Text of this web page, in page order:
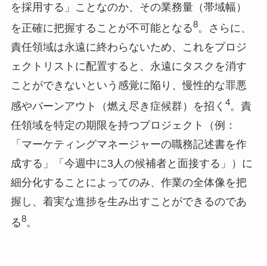
を採用する」ことなのか、その業務量（帯域幅）
を正確に把握することが不可能となる8。さらに、
責任領域は永遠に終わらないため、これをプロジ
ェクトリストに配置すると、永遠にタスクを消す
ことができないという感覚に陥り、慢性的な罪悪
感やバーンアウト（燃え尽き症候群）を招く 4。責
任領域を特定の期限を持つプロジェクト（例：
「マーケティングマネージャーの職務記述書を作
成する」「今週中に3人の候補者と面接する」）に
細分化することによってのみ、作業の全体像を把
握し、着実な進捗を生み出すことができるのであ
る8。